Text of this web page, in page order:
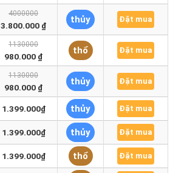
4000000
3.800.000 ₫
thủy Đặt mua
1130000
980.000 ₫
thổ Đặt mua
1130000
980.000 ₫
thủy Đặt mua
1.399.000₫ thủy Đặt mua
1.399.000₫ thủy Đặt mua
1.399.000₫ thổ Đặt mua